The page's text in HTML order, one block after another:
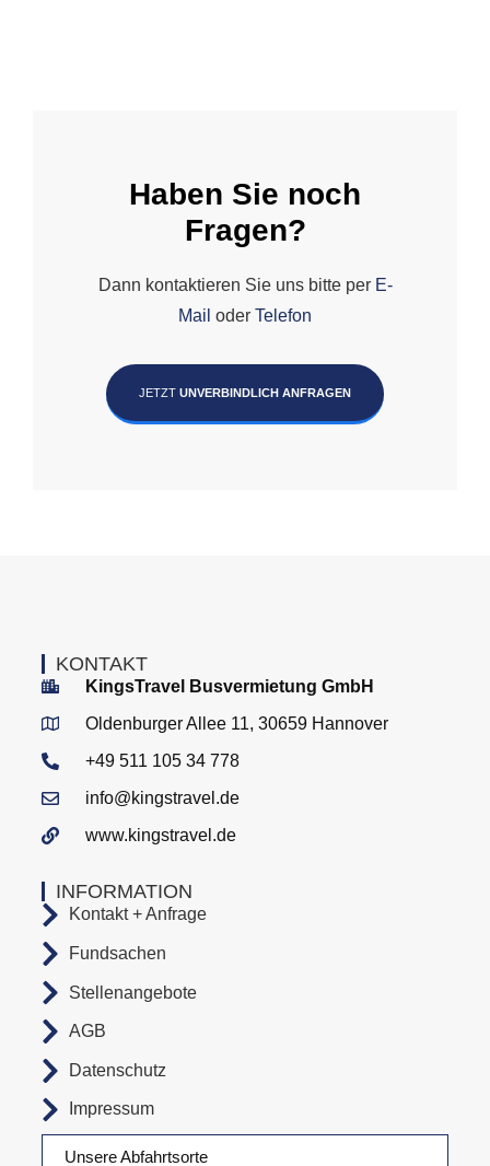
Haben Sie noch
Fragen?
Dann kontaktieren Sie uns bitte per E-
Mail oder Telefon
JETZT UNVERBINDLICH ANFRAGEN
Unsere Abfahrtsorte
INFORMATION
Kontakt + Anfrage
Fundsachen
Stellenangebote
AGB
Datenschutz
Impressum
KONTAKT
KingsTravel Busvermietung GmbH
Oldenburger Allee 11, 30659 Hannover
+49 511 105 34 778
info@kingstravel.de
www.kingstravel.de